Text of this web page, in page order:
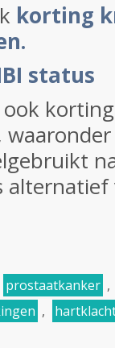
korting
status
alternatief
prostaatkanker ,
,